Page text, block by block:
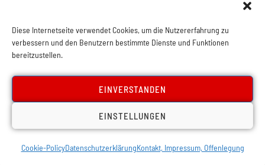
Diese Internetseite verwendet Cookies, um die Nutzererfahrung zu
verbessern und den Benutzern bestimmte Dienste und Funktionen
bereitzustellen.
EINVERSTANDEN
EINSTELLUNGEN
Cookie-PolicyDatenschutzerklärungKontakt, Impressum, Offenlegung
Traditionen und ihr bornierter […]